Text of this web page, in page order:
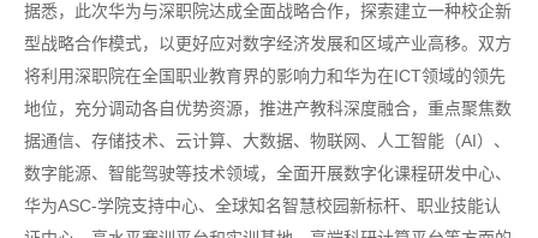
据悉，此次华为与深职院达成全面战略合作，探索建立一种校企新
型战略合作模式，以更好应对数字经济发展和区域产业高移。双方
将利用深职院在全国职业教育界的影响力和华为在ICT领域的领先
地位，充分调动各自优势资源，推进产教科深度融合，重点聚焦数
据通信、存储技术、云计算、大数据、物联网、人工智能（AI）、
数字能源、智能驾驶等技术领域，全面开展数字化课程研发中心、
华为ASC-学院支持中心、全球知名智慧校园新标杆、职业技能认